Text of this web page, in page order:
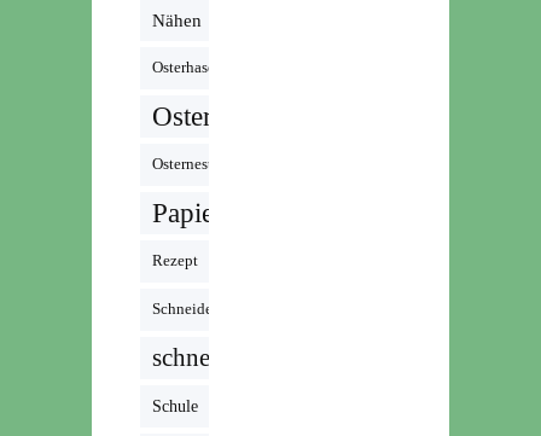
Radio /
Podcast
Nähen
Osterhase
Ostern
Osternest
Papier
Rezept
Schneiden
schnell
Schule